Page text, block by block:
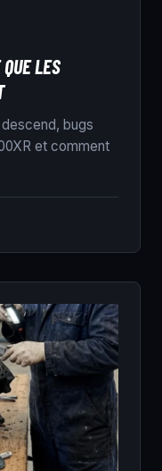
LES
bugs
et comment